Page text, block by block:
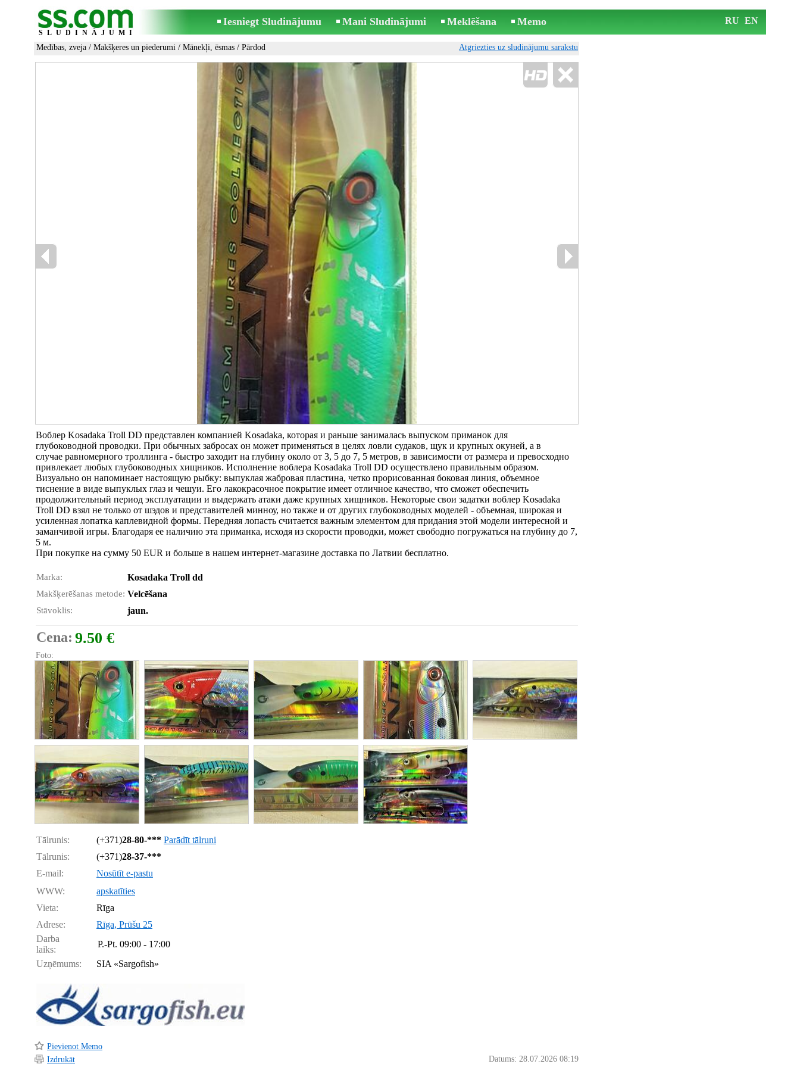
SLUDINĀJUMI
Iesniegt Sludinājumu Mani Sludinājumi Meklēšana Memo RU EN
Medības, zveja / Makšķeres un piederumi / Mānekļi, ēsmas / Pārdod Atgriezties uz sludinājumu sarakstu
Воблер Kosadaka Troll DD представлен компанией Kosadaka, которая и раньше занималась выпуском приманок для
глубоководной проводки. При обычных забросах он может применяться в целях ловли судаков, щук и крупных окуней, а в
случае равномерного троллинга - быстро заходит на глубину около от 3, 5 до 7, 5 метров, в зависимости от размера и превосходно
привлекает любых глубоководных хищников. Исполнение воблера Kosadaka Troll DD осуществлено правильным образом.
Визуально он напоминает настоящую рыбку: выпуклая жабровая пластина, четко прорисованная боковая линия, объемное
тиснение в виде выпуклых глаз и чешуи. Его лакокрасочное покрытие имеет отличное качество, что сможет обеспечить
продолжительный период эксплуатации и выдержать атаки даже крупных хищников. Некоторые свои задатки воблер Kosadaka
Troll DD взял не только от шэдов и представителей минноу, но также и от других глубоководных моделей - объемная, широкая и
усиленная лопатка каплевидной формы. Передняя лопасть считается важным элементом для придания этой модели интересной и
заманчивой игры. Благодаря ее наличию эта приманка, исходя из скорости проводки, может свободно погружаться на глубину до 7,
5 м.
При покупке на сумму 50 EUR и больше в нашем интернет-магазине доставка по Латвии бесплатно.
Marka: Kosadaka Troll dd
Makšķerēšanas metode: Velcēšana
Stāvoklis: jaun.
Cena: 9.50 €
Foto:
Tālrunis: (+371)28-80-*** Parādīt tālruni
Tālrunis:
(+371)28-37-***
E-mail:
Nosūtīt e-pastu
WWW:
apskatīties
Vieta:
Rīga
Adrese:
Rīga, Prūšu 25
Darba
laiks:
P.-Pt. 09:00 - 17:00
Uzņēmums:
SIA «Sargofish»
Pievienot Memo
Izdrukāt
Datums: 28.07.2026 08:19